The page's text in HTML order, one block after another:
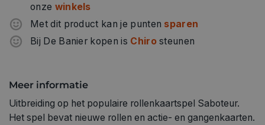
onze winkels
Met dit product kan je punten sparen
Bij De Banier kopen is Chirosteunen
Meer informatie
Uitbreiding op het populaire rollenkaartspel Saboteur.
Het spel bevat nieuwe rollen en actie- en gangenkaarten.